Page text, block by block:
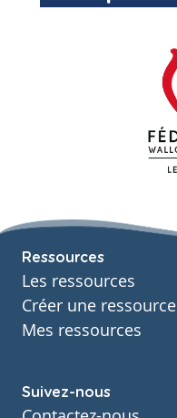
Ressources
Les ressources
Créer une ressource
Mes ressources
Suivez-nous